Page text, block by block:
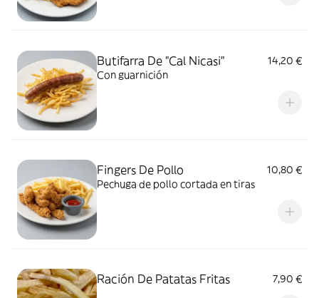
Butifarra De "Cal Nicasi"
14,20 €
Con guarnición
Fingers De Pollo
10,80 €
Pechuga de pollo cortada en tiras
Ración De Patatas Fritas 7,90 €